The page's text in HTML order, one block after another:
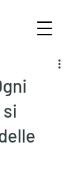
si